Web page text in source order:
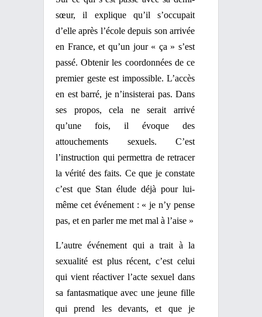
sœur, il explique qu’il s’occupait
d’elle après l’école depuis son arrivée
en France, et qu’un jour « ça » s’est
passé. Obtenir les coordonnées de ce
premier geste est impossible. L’accès
en est barré, je n’insisterai pas. Dans
ses propos, cela ne serait arrivé
qu’une fois, il évoque des
attouchements sexuels. C’est
l’instruction qui permettra de retracer
la vérité des faits. Ce que je constate
c’est que Stan élude déjà pour lui-
même cet événement : « je n’y pense
pas, et en parler me met mal à l’aise »
L’autre événement qui a trait à la
sexualité est plus récent, c’est celui
qui vient réactiver l’acte sexuel dans
sa fantasmatique avec une jeune fille
qui prend les devants, et que je